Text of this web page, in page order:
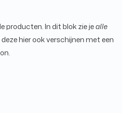
producten. In dit blok zie jealle
hier ook verschijnen met een